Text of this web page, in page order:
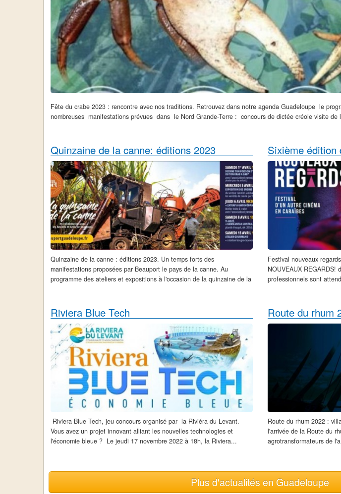
Fête du crabe 2023 : rencontre avec nos traditions. Retrouvez dans notre agenda Guadeloupe le
nombreuses manifestations prévues dans le Nord Grande-Terre : concours de dictée créole visite de
Quinzaine de la canne: éditions 2023
Quinzaine de la canne : éditions 2023. Un temps forts des
manifestations proposées par Beauport le pays de la canne. Au
programme des ateliers et expositions à l'occasion de la quinzaine de la
Sixième édition
Festival nouveaux
NOUVEAUX
professionnels sont
Riviera Blue Tech
Riviera Blue Tech, jeu concours organisé par la Riviéra du Levant.
Vous avez un projet innovant alliant les nouvelles technologies et
l'économie bleue ? Le jeudi 17 novembre 2022 à 18h, la Riviera...
Route du rhum 2022 :
l'arrivée de la Route du
agrotransformateurs de
Plus d'actualités en Guadeloupe